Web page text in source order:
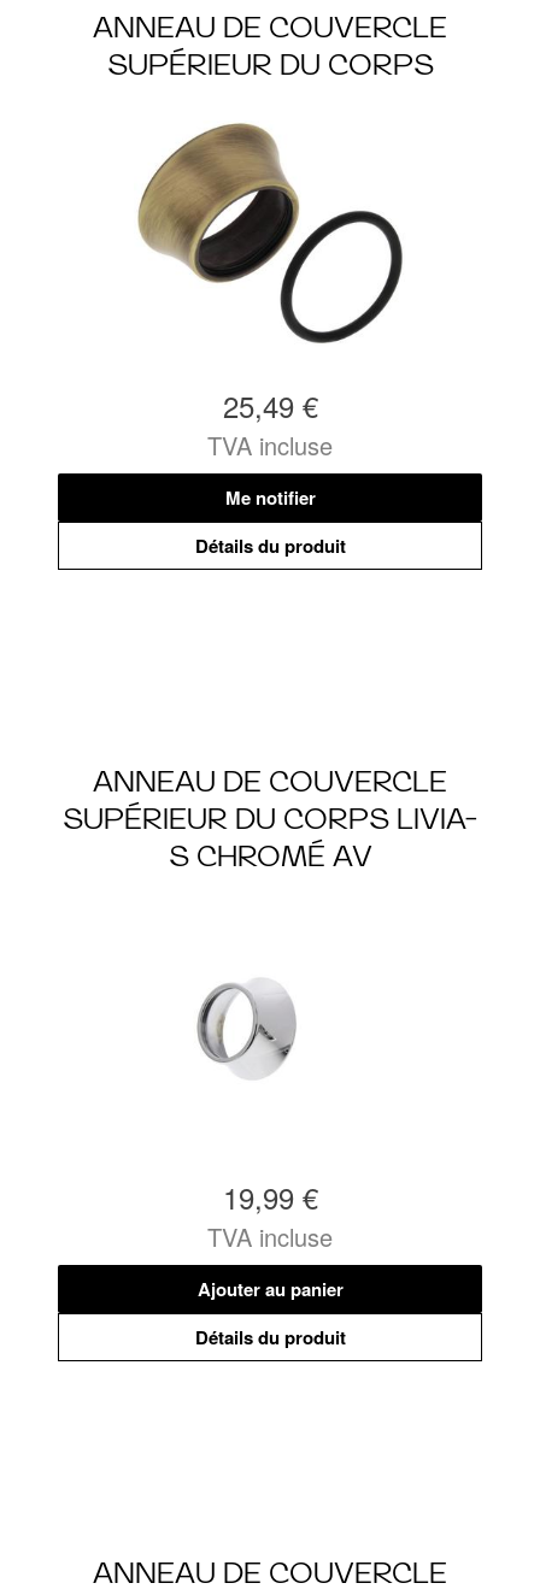
ANNEAU DE COUVERCLE
SUPÉRIEUR DU CORPS
25,49 €
TVA incluse
Me notifier
Détails du produit
ANNEAU DE COUVERCLE
SUPÉRIEUR DU CORPS LIVIA-
S CHROMÉ AV
19,99 €
TVA incluse
Ajouter au panier
Détails du produit
ANNEAU DE COUVERCLE